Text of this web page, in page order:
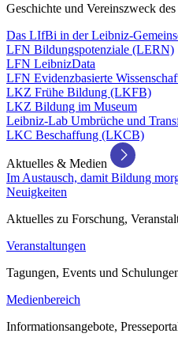
Geschichte und Vereinszweck
Das LIfBi in der Leibniz-
LFN Bildungspotenziale (LERN)
LFN LeibnizData
LFN Evidenzbasierte
LKZ Frühe Bildung (LKFB)
LKZ Bildung im Museum
Leibniz-Lab Umbrüche und
LKC Beschaffung (LKCB)
Aktuelles & Medien
Im Austausch, damit Bildung
Neuigkeiten
Aktuelles zu Forschung,
Veranstaltungen
Tagungen, Events und
Medienbereich
Informationsangebote,